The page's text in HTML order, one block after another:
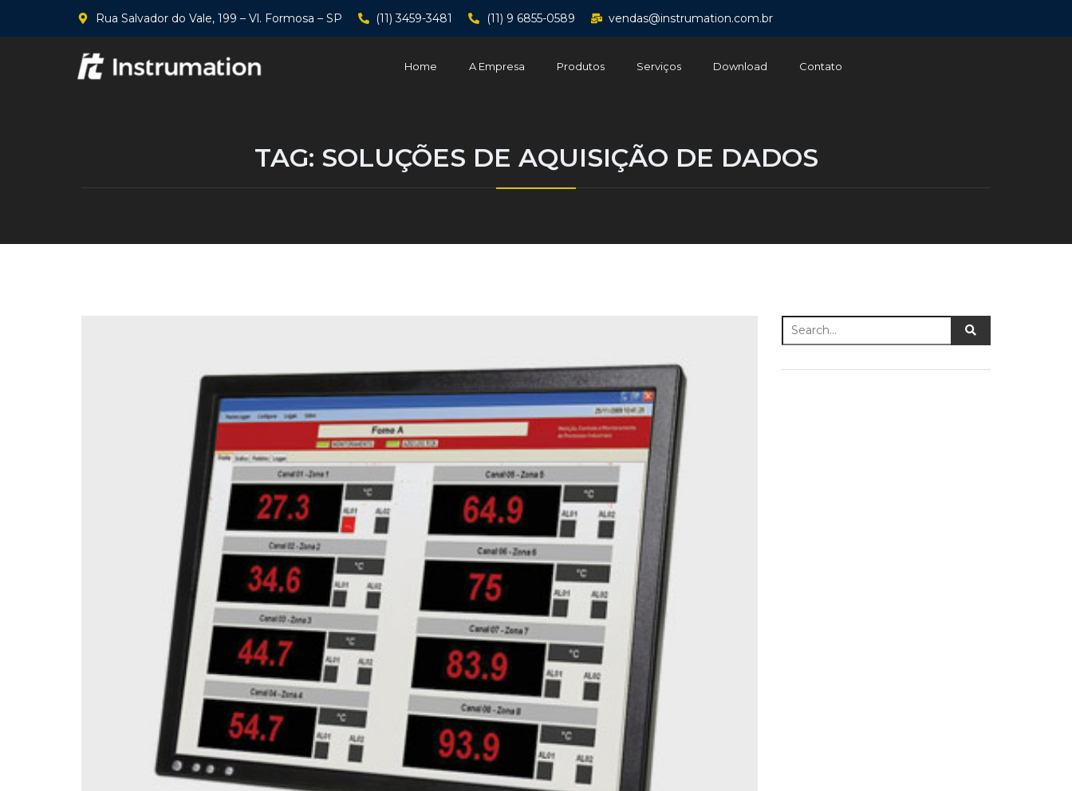
Rua Salvador do Vale, 199 – Vl. Formosa – SP (11) 3459-3481 (11) 9 6855-0589 vendas@instrumation.com.br
Home A Empresa Produtos Serviços Download Contato
TAG: SOLUÇÕES DE AQUISIÇÃO DE DADOS